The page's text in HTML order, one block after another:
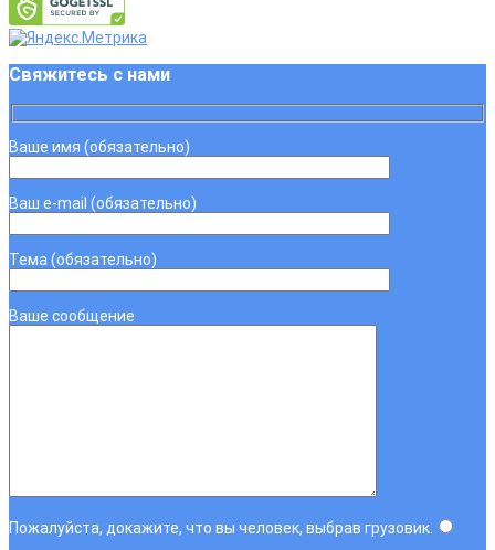
Свяжитесь с нами
Ваше имя (обязательно)
Ваш e-mail (обязательно)
Тема (обязательно)
Ваше сообщение
Пожалуйста, докажите, что вы человек, выбрав грузовик.